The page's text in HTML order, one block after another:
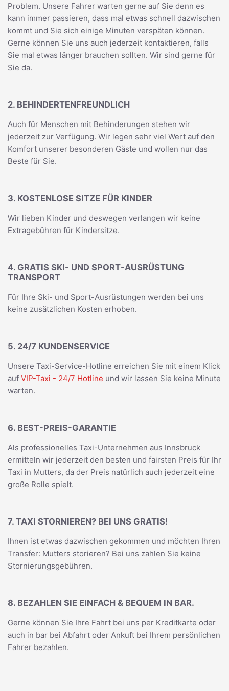
Problem. Unsere Fahrer warten gerne auf Sie denn es
kann immer passieren, dass mal etwas schnell dazwischen
kommt und Sie sich einige Minuten verspäten können.
Gerne können Sie uns auch jederzeit kontaktieren, falls
Sie mal etwas länger brauchen sollten. Wir sind gerne für
Sie da.
2. BEHINDERTENFREUNDLICH
Auch für Menschen mit Behinderungen stehen wir
jederzeit zur Verfügung. Wir legen sehr viel Wert auf den
Komfort unserer besonderen Gäste und wollen nur das
Beste für Sie.
3. KOSTENLOSE SITZE FÜR KINDER
Wir lieben Kinder und deswegen verlangen wir keine
Extragebühren für Kindersitze.
4. GRATIS SKI- UND SPORT-AUSRÜSTUNG
TRANSPORT
Für Ihre Ski- und Sport-Ausrüstungen werden bei uns
keine zusätzlichen Kosten erhoben.
5. 24/7 KUNDENSERVICE
Unsere Taxi-Service-Hotline erreichen Sie mit einem Klick
auf VIP-Taxi - 24/7 Hotline und wir lassen Sie keine Minute
warten.
6. BEST-PREIS-GARANTIE
Als professionelles Taxi-Unternehmen aus Innsbruck
ermitteln wir jederzeit den besten und fairsten Preis für Ihr
Taxi in Mutters, da der Preis natürlich auch jederzeit eine
große Rolle spielt.
7. TAXI STORNIEREN? BEI UNS GRATIS!
Ihnen ist etwas dazwischen gekommen und möchten Ihren
Transfer: Mutters storieren? Bei uns zahlen Sie keine
Stornierungsgebühren.
8. BEZAHLEN SIE EINFACH & BEQUEM IN BAR.
Gerne können Sie Ihre Fahrt bei uns per Kreditkarte oder
auch in bar bei Abfahrt oder Ankuft bei Ihrem persönlichen
Fahrer bezahlen.